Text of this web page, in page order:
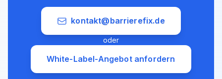
kontakt@barrierefix.de
oder
White-Label-Angebot anfordern